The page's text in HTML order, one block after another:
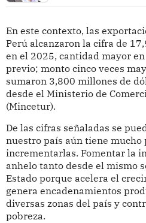
En este contexto, las
Perú alcanzaron la cifra de
en el 2025, cantidad mayor
previo; monto cinco veces
sumaron 3,800 millones de
desde el Ministerio de
(Mincetur).
De las cifras señaladas se
nuestro país aún tiene mucho
incrementarlas. Fomentar la
anhelo tanto desde el mismo
Estado porque acelera el
genera encadenamientos
diversas zonas del país y
pobreza.